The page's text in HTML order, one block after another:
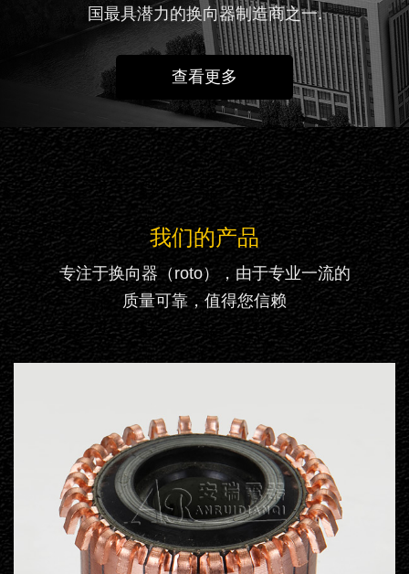
国最具潜力的换向器制造商之一.
查看更多
我们的产品
专注于换向器（roto），由于专业一流的
质量可靠，值得您信赖